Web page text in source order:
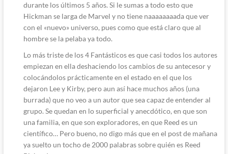
durante los últimos 5 años. Si le sumas a todo esto que
Hickman se larga de Marvel y no tiene naaaaaaaada que ver
con el «nuevo» universo, pues como que está claro que al
hombre se la pelaba ya todo.
Lo más triste de los 4 Fantásticos es que casi todos los autores
empiezan en ella deshaciendo los cambios de su antecesor y
colocándolos prácticamente en el estado en el que los
dejaron Lee y Kirby, pero aun así hace muchos años (una
burrada) que no veo a un autor que sea capaz de entender al
grupo. Se quedan en lo superficial y anecdótico, en que son
una familia, en que son exploradores, en que Reed es un
científico… Pero bueno, no digo más que en el post de mañana
ya suelto un tocho de 2000 palabras sobre quién es Reed